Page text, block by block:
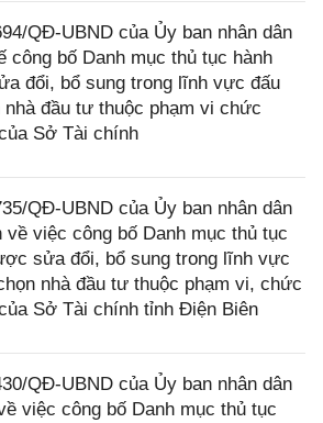
QĐ-UBND của Ủy ban nhân dân
công bố Danh mục thủ tục hành
đổi, bổ sung trong lĩnh vực đấu
đầu tư thuộc phạm vi chức
Sở Tài chính
QĐ-UBND của Ủy ban nhân dân
về việc công bố Danh mục thủ tục
sửa đổi, bổ sung trong lĩnh vực
nhà đầu tư thuộc phạm vi, chức
Sở Tài chính tỉnh Điện Biên
QĐ-UBND của Ủy ban nhân dân
việc công bố Danh mục thủ tục